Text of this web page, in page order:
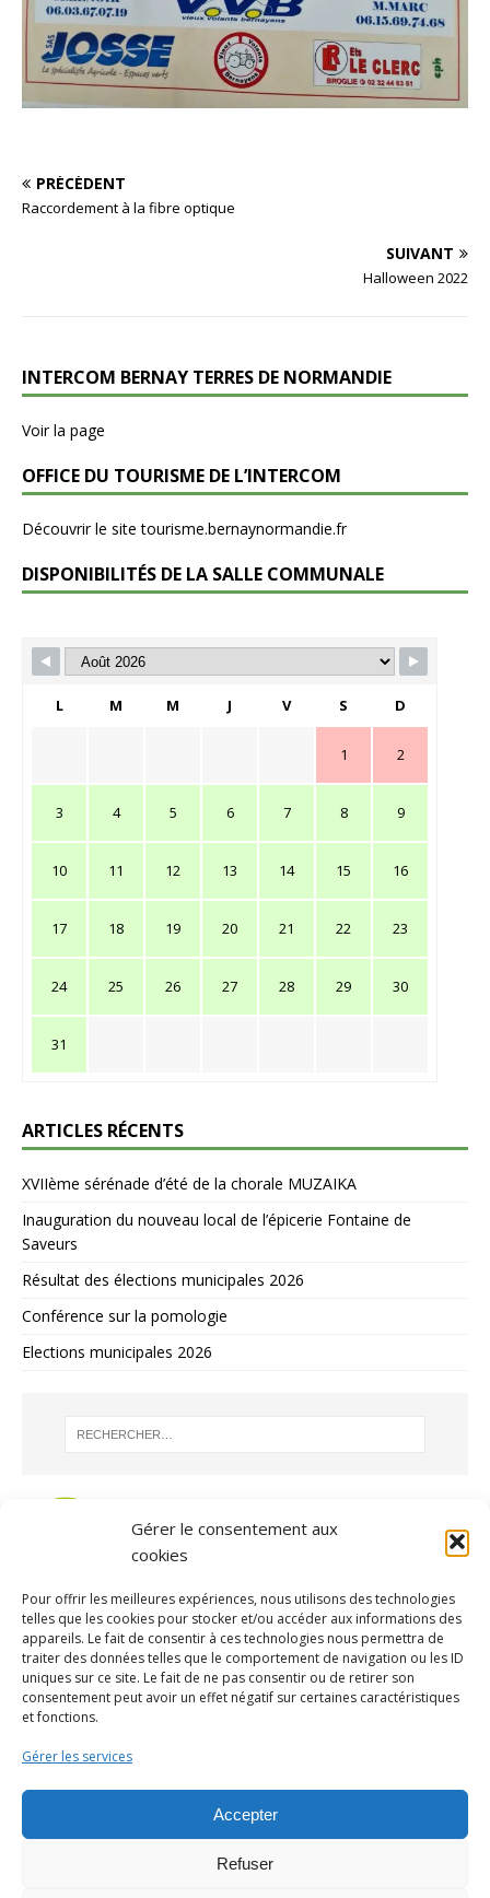
Gérer le consentement aux
cookies
Pour offrir les meilleures expériences, nous utilisons des technologies
telles que les cookies pour stocker et/ou accéder aux informations des
appareils. Le fait de consentir à ces technologies nous permettra de
traiter des données telles que le comportement de navigation ou les ID
uniques sur ce site. Le fait de ne pas consentir ou de retirer son
consentement peut avoir un effet négatif sur certaines caractéristiques
et fonctions.
Gérer les services
Accepter
Refuser
PRÉCÉDENT
Raccordement à la fibre optique
SUIVANT
Halloween 2022
INTERCOM BERNAY TERRES DE NORMANDIE
Voir la page
OFFICE DU TOURISME DE L’INTERCOM
Découvrir le site tourisme.bernaynormandie.fr
DISPONIBILITÉS DE LA SALLE COMMUNALE
L M M J V S D
1 2
3 4 5 6 7 8 9
10 11 12 13 14 15 16
17 18 19 20 21 22 23
24 25 26 27 28 29 30
31
ARTICLES RÉCENTS
XVIIème sérénade d’été de la chorale MUZAIKA
Inauguration du nouveau local de l’épicerie Fontaine de
Saveurs
Résultat des élections municipales 2026
Conférence sur la pomologie
Elections municipales 2026
ARCHIVES
Contacter la mairie par mailou par téléphone au 02 32 44 13
15